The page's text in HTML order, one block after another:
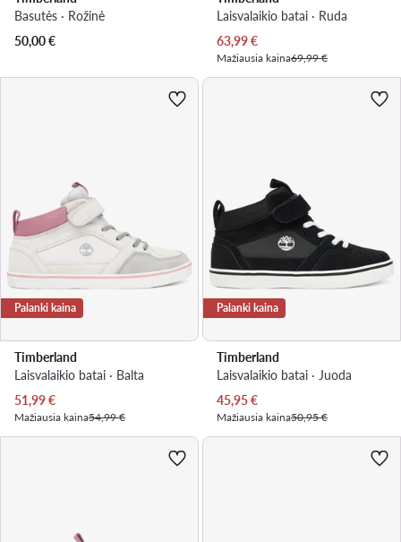
Basutės · Rožinė
50,00€
Laisvalaikio batai · Ruda
Dabartinė kaina
63,99€
Mažiausia kaina69,99 €
Palanki kaina
Timberland
Laisvalaikio batai · Balta
Dabartinė kaina
51,99€
Mažiausia kaina54,99 €
Palanki kaina
Timberland
Laisvalaikio batai · Juoda
Dabartinė kaina
45,95€
Mažiausia kaina50,95 €